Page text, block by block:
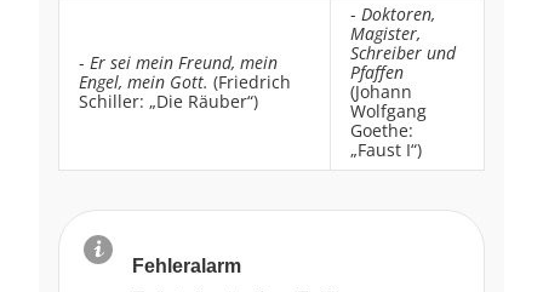
- Er sei mein Freund, mein
Engel, mein Gott. (Friedrich
Schiller: „Die Räuber“)
- Doktoren,
Magister,
Schreiber und
Pfaffen
(Johann
Wolfgang
Goethe:
„Faust I“)
Fehleralarm